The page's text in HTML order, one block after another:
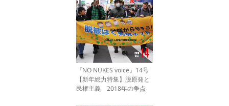
『NO NUKES voice』14号
【新年総力特集】脱原発と
民権主義 2018年の争点